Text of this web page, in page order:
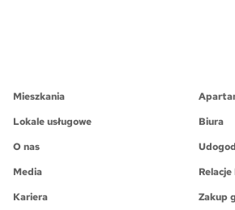
Mieszkania
Lokale usługowe
Biura
O nas
Media
Kariera
Zakup